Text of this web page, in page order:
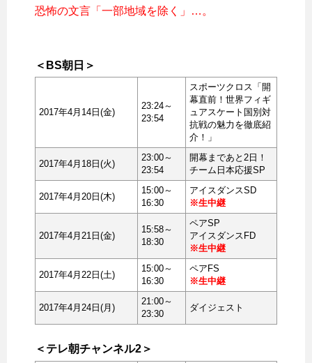
恐怖の文言「一部地域を除く」…。
＜BS朝日＞
2017年4月14日(金)
23:24～
23:54
スポーツクロス「開
幕直前！世界フィギ
ュアスケート国別対
抗戦の魅力を徹底紹
介！」
2017年4月18日(火)
23:00～
23:54
開幕まであと2日！
チーム日本応援SP
2017年4月20日(木)
15:00～
16:30
アイスダンスSD
※生中継
2017年4月21日(金)
15:58～
18:30
ペアSP
アイスダンスFD
※生中継
2017年4月22日(土)
15:00～
16:30
ペアFS
※生中継
2017年4月24日(月)
21:00～
23:30
ダイジェスト
＜テレ朝チャンネル2＞